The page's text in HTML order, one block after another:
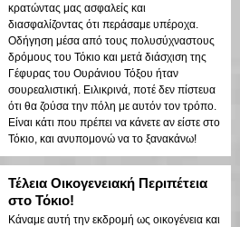
κρατώντας μας ασφαλείς και
διασφαλίζοντας ότι περάσαμε υπέροχα.
Οδήγηση μέσα από τους πολυσύχναστους
δρόμους του Τόκιο και μετά διάσχιση της
Γέφυρας του Ουράνιου Τόξου ήταν
σουρεαλιστική. Ειλικρινά, ποτέ δεν πίστευα
ότι θα ζούσα την πόλη με αυτόν τον τρόπο.
Είναι κάτι που πρέπει να κάνετε αν είστε στο
Τόκιο, και ανυπομονώ να το ξανακάνω!
Τέλεια Οικογενειακή Περιπέτεια
στο Τόκιο!
Κάναμε αυτή την εκδρομή ως οικογένεια και